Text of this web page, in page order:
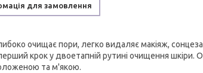
для замовлення
очищає пори, легко видаляє макіяж,
крок у двоетапній рутині очищення шкіри.
та м'якою.